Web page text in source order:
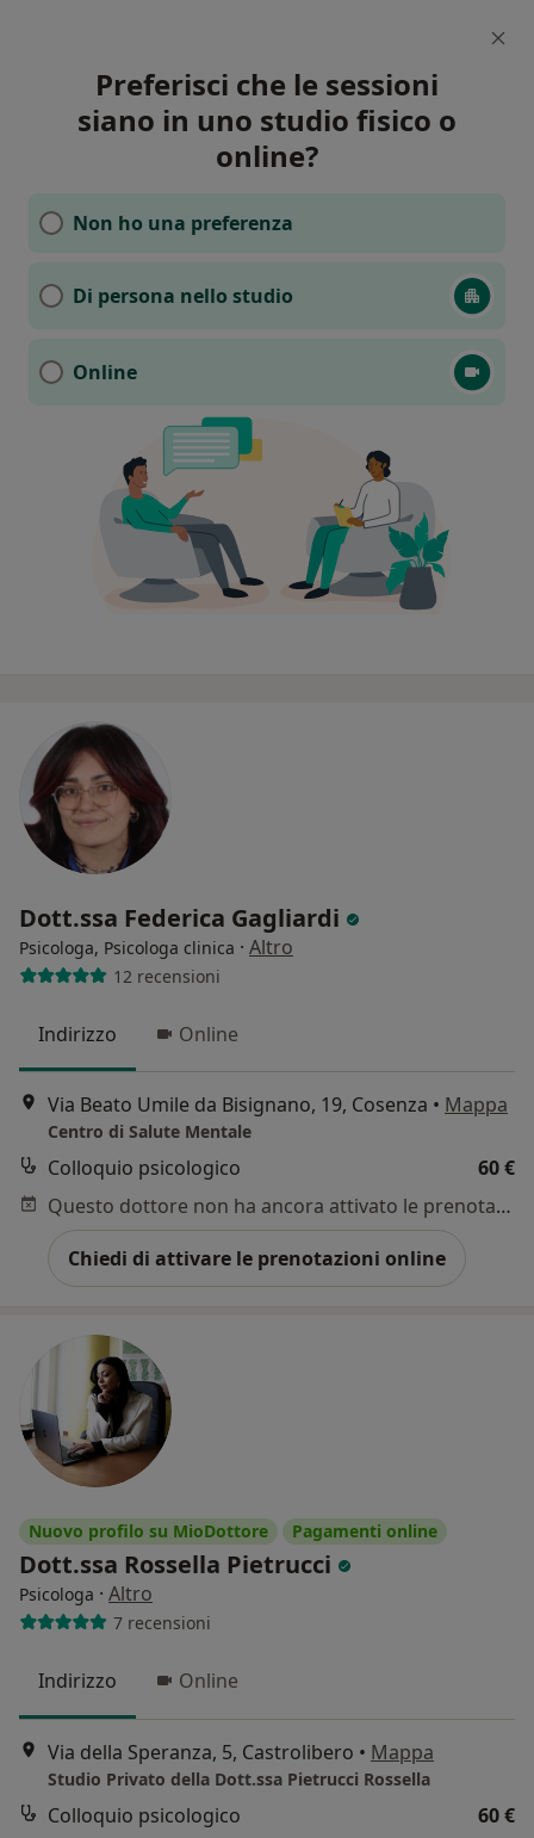
Preferisci che le sessioni
siano in uno studio fisico o
online?
Non ho una preferenza
Di persona nello studio
Online
Dott.ssa Federica Gagliardi
Psicologa, Psicologa clinica · Altro
12 recensioni
Indirizzo Online
Via Beato Umile da Bisignano, 19, Cosenza • Mappa
Centro di Salute Mentale
Colloquio psicologico
60 €
Questo dottore non ha ancora attivato le prenotazioni online presso questo indirizzo.
Chiedi di attivare le prenotazioni online
Nuovo profilo su MioDottore Pagamenti online
Dott.ssa Rossella Pietrucci
Psicologa · Altro
7 recensioni
Indirizzo Online
Via della Speranza, 5, Castrolibero • Mappa
Studio Privato della Dott.ssa Pietrucci Rossella
Colloquio psicologico
60 €